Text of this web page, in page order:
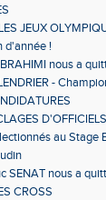
JEUX
d'année !
nous a
-
D'OFFICIELS
au Stage
SENAT nous a
CROSS